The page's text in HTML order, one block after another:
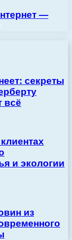
—
секреты
всё
и экологии
из